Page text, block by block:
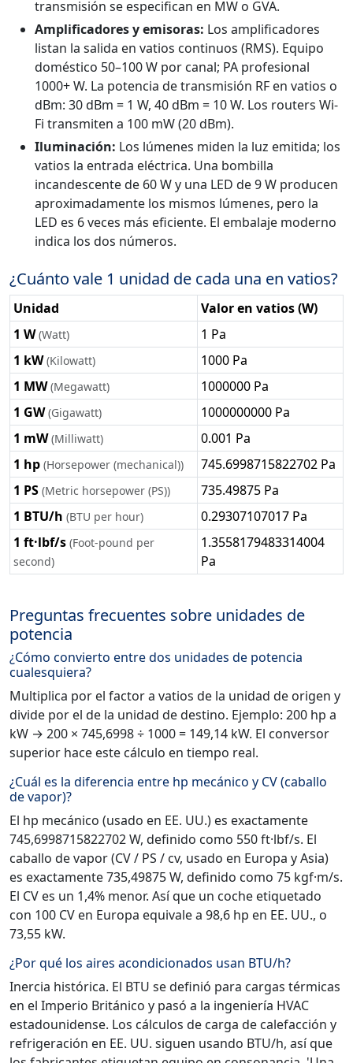
transmisión se especifican en MW o GVA.
Amplificadores y emisoras: Los amplificadores
listan la salida en vatios continuos (RMS). Equipo
doméstico 50–100 W por canal; PA profesional
1000+ W. La potencia de transmisión RF en vatios o
dBm: 30 dBm = 1 W, 40 dBm = 10 W. Los routers Wi-
Fi transmiten a 100 mW (20 dBm).
Iluminación: Los lúmenes miden la luz emitida; los
vatios la entrada eléctrica. Una bombilla
incandescente de 60 W y una LED de 9 W producen
aproximadamente los mismos lúmenes, pero la
LED es 6 veces más eficiente. El embalaje moderno
indica los dos números.
¿Cuánto vale 1 unidad de cada una en vatios?
Unidad
Valor en vatios (W)
1 W (Watt)
1 Pa
1 kW (Kilowatt)
1000 Pa
1 MW (Megawatt)
1000000 Pa
1 GW (Gigawatt)
1000000000 Pa
1 mW (Milliwatt)
0.001 Pa
1 hp (Horsepower (mechanical))
745.6998715822702 Pa
1 PS (Metric horsepower (PS))
735.49875 Pa
1 BTU/h (BTU per hour)
0.29307107017 Pa
1 ft·lbf/s (Foot-pound per
second)
1.3558179483314004
Pa
Preguntas frecuentes sobre unidades de
potencia
¿Cómo convierto entre dos unidades de potencia
cualesquiera?
Multiplica por el factor a vatios de la unidad de origen y
divide por el de la unidad de destino. Ejemplo: 200 hp a
kW → 200 × 745,6998 ÷ 1000 = 149,14 kW. El conversor
superior hace este cálculo en tiempo real.
¿Cuál es la diferencia entre hp mecánico y CV (caballo
de vapor)?
El hp mecánico (usado en EE. UU.) es exactamente
745,6998715822702 W, definido como 550 ft·lbf/s. El
caballo de vapor (CV / PS / cv, usado en Europa y Asia)
es exactamente 735,49875 W, definido como 75 kgf·m/s.
El CV es un 1,4% menor. Así que un coche etiquetado
con 100 CV en Europa equivale a 98,6 hp en EE. UU., o
73,55 kW.
¿Por qué los aires acondicionados usan BTU/h?
Inercia histórica. El BTU se definió para cargas térmicas
en el Imperio Británico y pasó a la ingeniería HVAC
estadounidense. Los cálculos de carga de calefacción y
refrigeración en EE. UU. siguen usando BTU/h, así que